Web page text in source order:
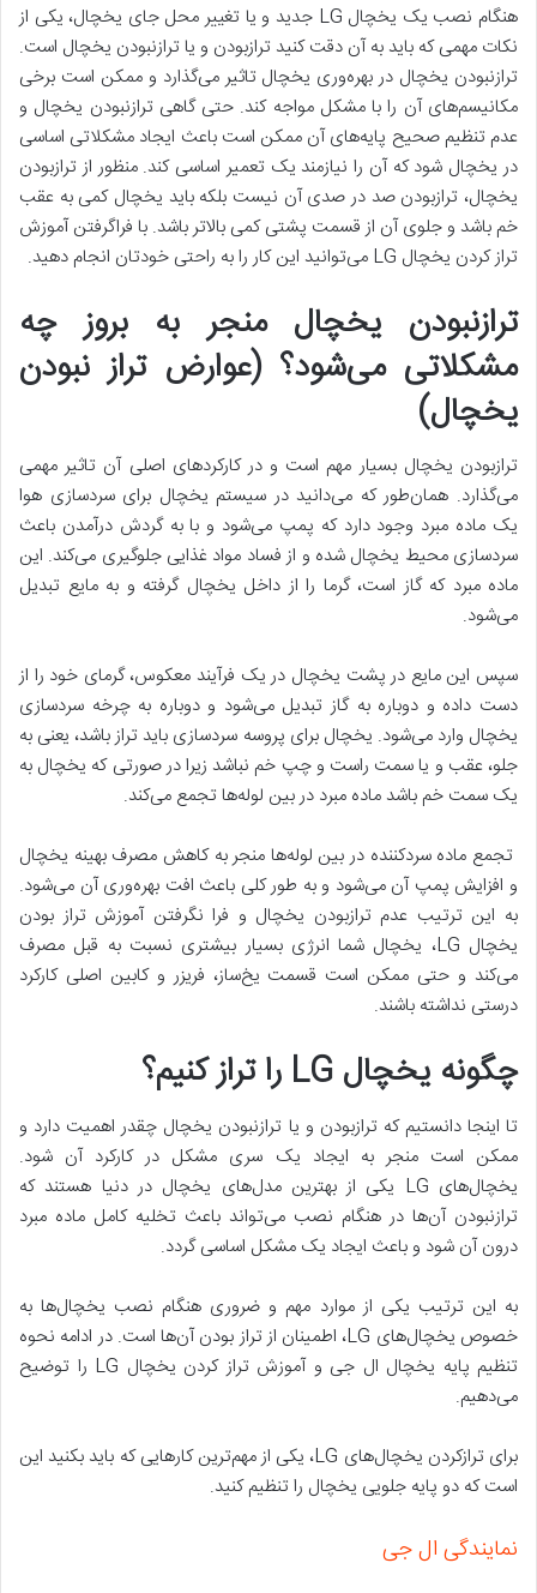
هنگام نصب یک یخچال LG جدید و یا تغییر محل جای یخچال، یکی از
نکات مهمی که باید به آن دقت کنید ترازبودن و یا ترازنبودن یخچال است.
ترازنبودن یخچال در بهره‌وری یخچال تاثیر می‌گذارد و ممکن است برخی
مکانیسم‌های آن را با مشکل مواجه کند. حتی گاهی ترازنبودن یخچال و
عدم تنظیم صحیح پایه‌های آن ممکن است باعث ایجاد مشکلاتی اساسی
در یخچال شود که آن را نیازمند یک تعمیر اساسی کند. منظور از ترازبودن
یخچال، ترازبودن صد در صدی آن نیست بلکه باید یخچال کمی به عقب
خم باشد و جلوی آن از قسمت پشتی کمی بالاتر باشد. با فراگرفتن آموزش
تراز کردن یخچال LG می‌توانید این کار را به راحتی خودتان انجام دهید.
ترازنبودن یخچال منجر به بروز چه
مشکلاتی می‌شود؟ (عوارض تراز نبودن
یخچال)
ترازبودن یخچال بسیار مهم است و در کارکردهای اصلی آن تاثیر مهمی
می‌گذارد. همان‌طور که می‌دانید در سیستم یخچال برای سردسازی هوا
یک ماده مبرد وجود دارد که پمپ می‌شود و با به گردش درآمدن باعث
سردسازی محیط یخچال شده و از فساد مواد غذایی جلوگیری می‌کند. این
ماده مبرد که گاز است، گرما را از داخل یخچال گرفته و به مایع تبدیل
می‌شود.
سپس این مایع در پشت یخچال در یک فرآیند معکوس، گرمای خود را از
دست داده و دوباره به گاز تبدیل می‌شود و دوباره به چرخه سردسازی
یخچال وارد می‌شود. یخچال برای پروسه سردسازی باید تراز باشد، یعنی به
جلو، عقب و یا سمت راست و چپ خم نباشد زیرا در صورتی که یخچال به
یک سمت خم باشد ماده مبرد در بین لوله‌ها تجمع می‌کند.
تجمع ماده سردکننده در بین لوله‌ها منجر به کاهش مصرف بهینه یخچال
و افزایش پمپ آن می‌شود و به طور کلی باعث افت بهره‌وری آن می‌شود.
به این ترتیب عدم ترازبودن یخچال و فرا نگرفتن آموزش تراز بودن
یخچال LG، یخچال شما انرژی بسیار بیشتری نسبت به قبل مصرف
می‌کند و حتی ممکن است قسمت یخ‌ساز، فریزر و کابین اصلی کارکرد
درستی نداشته باشند.
چگونه یخچال LG را تراز کنیم؟
تا اینجا دانستیم که ترازبودن و یا ترازنبودن یخچال چقدر اهمیت دارد و
ممکن است منجر به ایجاد یک سری مشکل در کارکرد آن شود.
یخچال‌های LG یکی از بهترین مدل‌های یخچال در دنیا هستند که
ترازنبودن آن‌ها در هنگام نصب می‌تواند باعث تخلیه کامل ماده مبرد
درون آن‌ شود و باعث ایجاد یک مشکل اساسی گردد.
به این ترتیب یکی از موارد مهم و ضروری هنگام نصب یخچال‌ها به
خصوص یخچال‌های LG، اطمینان از تراز بودن آن‌ها است. در ادامه نحوه
تنظیم پایه یخچال ال جی و آموزش تراز کردن یخچال LG را توضیح
می‌دهیم.
برای ترازکردن یخچال‌های LG، یکی از مهم‌ترین کارهایی که باید بکنید این
است که دو پایه جلویی یخچال را تنظیم کنید.
نمایندگی ال جی